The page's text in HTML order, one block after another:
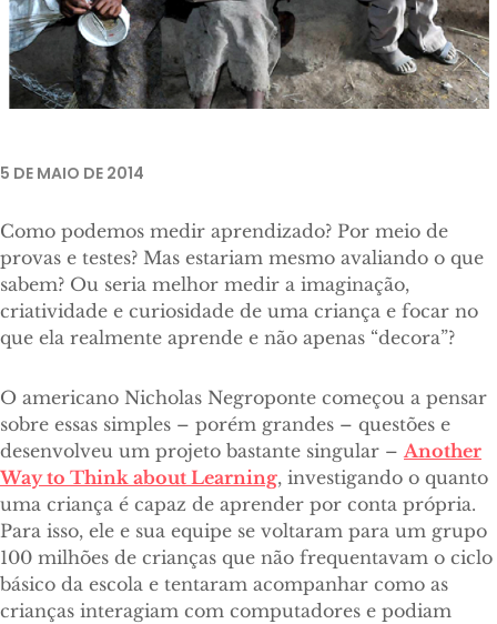
5 DE MAIO DE 2014
Como podemos medir aprendizado? Por meio de
provas e testes? Mas estariam mesmo avaliando o que
sabem? Ou seria melhor medir a imaginação,
criatividade e curiosidade de uma criança e focar no
que ela realmente aprende e não apenas “decora”?
O americano Nicholas Negroponte começou a pensar
sobre essas simples – porém grandes – questões e
desenvolveu um projeto bastante singular –Another
Way to Think about Learning, investigando o quanto
uma criança é capaz de aprender por conta própria.
Para isso, ele e sua equipe se voltaram para um grupo
100 milhões de crianças que não frequentavam o ciclo
básico da escola e tentaram acompanhar como as
crianças interagiam com computadores e podiam